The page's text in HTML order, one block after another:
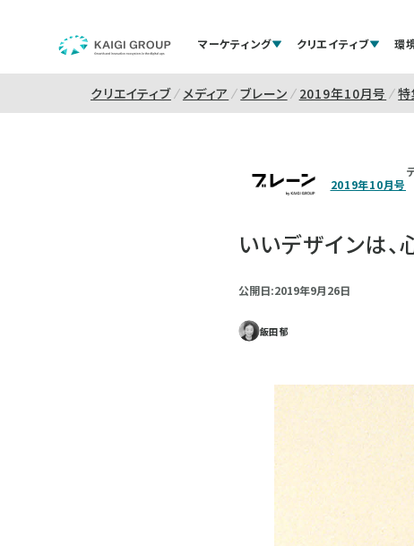
マーケティング クリエイティブ 環
クリエイティブ メディア ブレーン 2019年10月号
2019年10月号
いいデザインは
公開日:2019年9月26日
飯田 郁